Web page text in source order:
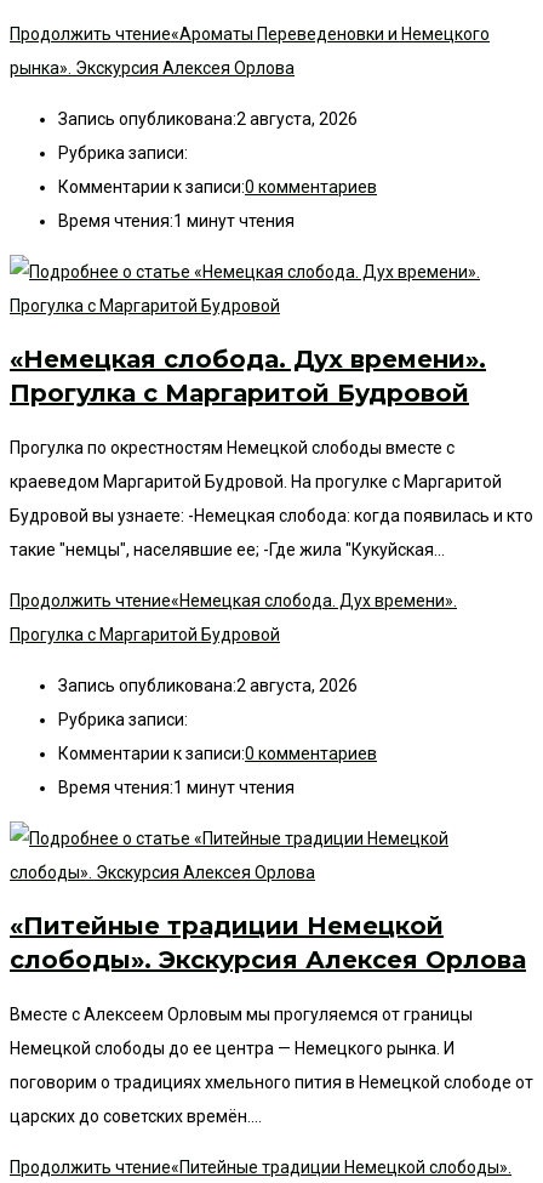
Продолжить чтение«Ароматы Переведеновки и Немецкого
рынка». Экскурсия Алексея Орлова
Запись опубликована:2 августа, 2026
Рубрика записи:
Комментарии к записи:0 комментариев
Время чтения:1 минут чтения
«Немецкая слобода. Дух времени».
Прогулка с Маргаритой Будровой
Прогулка по окрестностям Немецкой слободы вместе с
краеведом Маргаритой Будровой. На прогулке с Маргаритой
Будровой вы узнаете: -Немецкая слобода: когда появилась и кто
такие "немцы", населявшие ее; -Где жила "Кукуйская…
Продолжить чтение«Немецкая слобода. Дух времени».
Прогулка с Маргаритой Будровой
Запись опубликована:2 августа, 2026
Рубрика записи:
Комментарии к записи:0 комментариев
Время чтения:1 минут чтения
«Питейные традиции Немецкой
слободы». Экскурсия Алексея Орлова
Вместе с Алексеем Орловым мы прогуляемся от границы
Немецкой слободы до ее центра — Немецкого рынка. И
поговорим о традициях хмельного пития в Немецкой слободе от
царских до советских времён.…
Продолжить чтение«Питейные традиции Немецкой слободы».